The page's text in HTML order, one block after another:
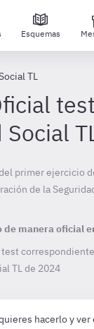
Esquemas
TL
Social
primer ejercicio
de la
de manera oficial
TL de 2024
hacerlo y ver